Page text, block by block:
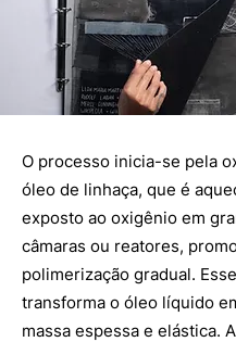
O processo inicia-se pela
óleo de linhaça, que é
exposto ao oxigênio em
câmaras ou reatores,
polimerização gradual.
transforma o óleo líquido
massa espessa e elástica.